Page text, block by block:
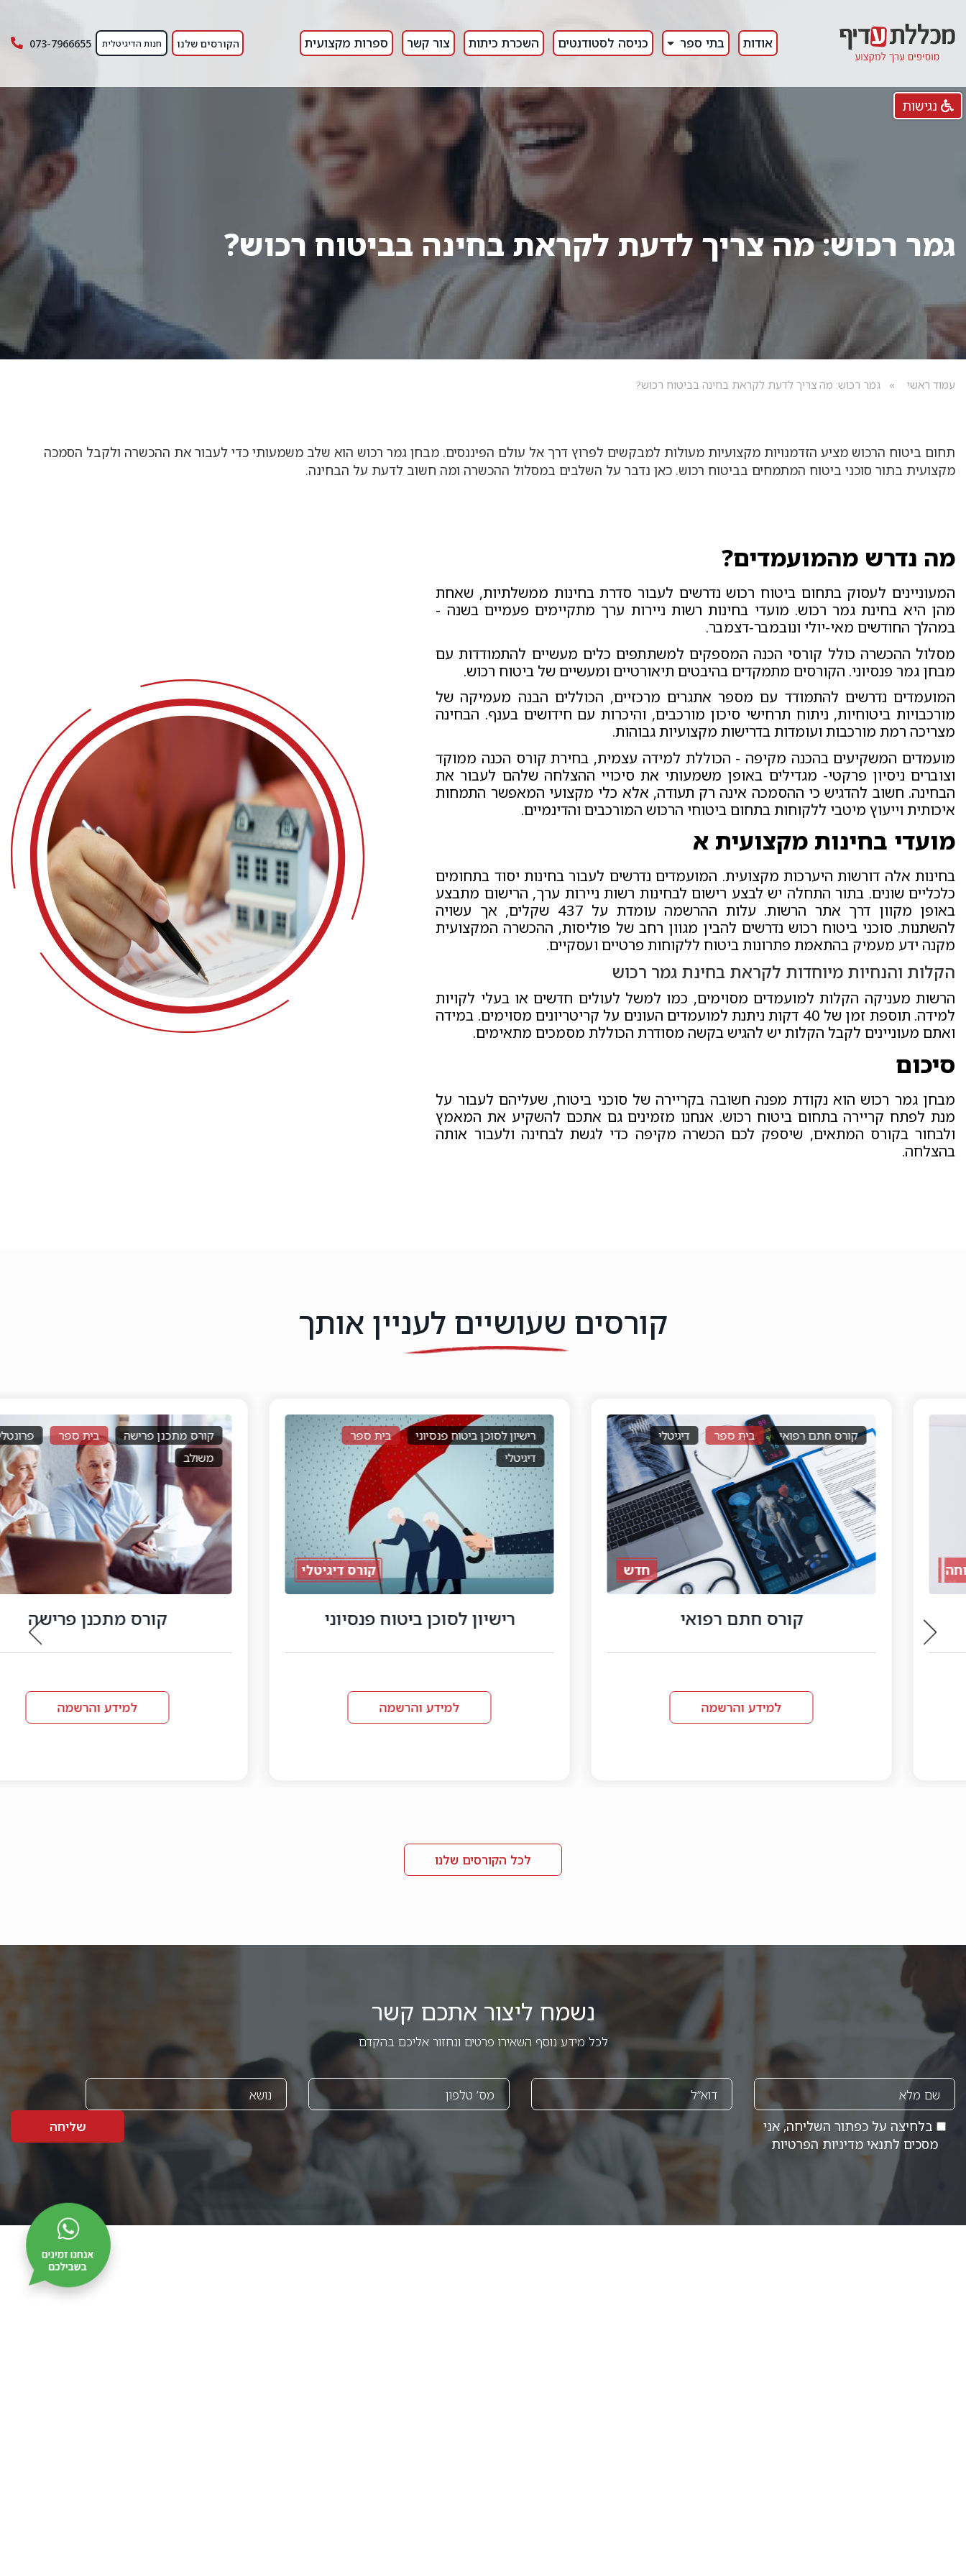
אודות בתי ספר כניסה לסטודנטים השכרת כיתות צור קשר ספרות מקצועית הקורסים שלנו חנות הדיגיטלית 073-7966655
גמר רכוש: מה צריך לדעת לקראת בחינה בביטוח רכוש?
עמוד ראשי גמר רכוש: מה צריך לדעת לקראת בחינה בביטוח רכוש?
תחום ביטוח הרכוש מציע הזדמנויות מקצועיות מעולות למבקשים לפרוץ דרך אל עולם הפיננסים. מבחן גמר רכוש הוא שלב משמעותי כדי לעבור את ההכשרה ולקבל הסמכה
מקצועית בתור סוכני ביטוח המתמחים בביטוח רכוש. כאן נדבר על השלבים במסלול ההכשרה ומה חשוב לדעת על הבחינה.
מה נדרש מהמועמדים?
המעוניינים לעסוק בתחום ביטוח רכוש נדרשים לעבור סדרת בחינות ממשלתיות, שאחת
מהן היא בחינת גמר רכוש. מועדי בחינות רשות ניירות ערך מתקיימים פעמיים בשנה -
במהלך החודשים מאי-יולי ונובמבר-דצמבר.
מסלול ההכשרה כולל קורסי הכנה המספקים למשתתפים כלים מעשיים להתמודדות עם
מבחן גמר פנסיוני. הקורסים מתמקדים בהיבטים תיאורטיים ומעשיים של ביטוח רכוש.
המועמדים נדרשים להתמודד עם מספר אתגרים מרכזיים, הכוללים הבנה מעמיקה של
מורכבויות ביטוחיות, ניתוח תרחישי סיכון מורכבים, והיכרות עם חידושים בענף. הבחינה
מצריכה רמת מורכבות ועומדות בדרישות מקצועיות גבוהות.
מועמדים המשקיעים בהכנה מקיפה - הכוללת למידה עצמית, בחירת קורס הכנה ממוקד
וצוברים ניסיון פרקטי- מגדילים באופן משמעותי את סיכויי ההצלחה שלהם לעבור את
הבחינה. חשוב להדגיש כי ההסמכה אינה רק תעודה, אלא כלי מקצועי המאפשר התמחות
איכותית וייעוץ מיטבי ללקוחות בתחום ביטוחי הרכוש המורכבים והדינמיים.
מועדי בחינות מקצועית א
בחינות אלה דורשות היערכות מקצועית. המועמדים נדרשים לעבור בחינות יסוד בתחומים
כלכליים שונים. בתור התחלה יש לבצע רישום לבחינות רשות ניירות ערך, הרישום מתבצע
באופן מקוון דרך אתר הרשות. עלות ההרשמה עומדת על 437 שקלים, אך עשויה
להשתנות. סוכני ביטוח רכוש נדרשים להבין מגוון רחב של פוליסות, ההכשרה המקצועית
מקנה ידע מעמיק בהתאמת פתרונות ביטוח ללקוחות פרטיים ועסקיים.
הקלות והנחיות מיוחדות לקראת בחינת גמר רכוש
הרשות מעניקה הקלות למועמדים מסוימים, כמו למשל לעולים חדשים או בעלי לקויות
למידה. תוספת זמן של 40 דקות ניתנת למועמדים העונים על קריטריונים מסוימים. במידה
ואתם מעוניינים לקבל הקלות יש להגיש בקשה מסודרת הכוללת מסמכים מתאימים.
סיכום
מבחן גמר רכוש הוא נקודת מפנה חשובה בקריירה של סוכני ביטוח, שעליהם לעבור על
מנת לפתח קריירה בתחום ביטוח רכוש. אנחנו מזמינים גם אתכם להשקיע את המאמץ
ולבחור בקורס המתאים, שיספק לכם הכשרה מקיפה כדי לגשת לבחינה ולעבור אותה
בהצלחה.
קורסים שעושיים לעניין אותך
חדש
קורס חתם רפואי בית ספר דיגיטלי
קורס חתם רפואי
למידע והרשמה
קורס דיגיטלי
רישיון לסוכן ביטוח פנסיוני
בית ספר
רישיון לסוכן ביטוח פנסיוני
למידע והרשמה
קורס מתכנן פרישה בית ספר
פרונטלי
קורס מתכנן פרישה
למידע והרשמה
לכל הקורסים שלנו
נשמח ליצור אתכם קשר
לכל מידע נוסף השאירו פרטים ונחזור אליכם בהקדם
שליחה
בלחיצה על כפתור השליחה, אני
מסכים לתנאי מדיניות הפרטיות
נגישות